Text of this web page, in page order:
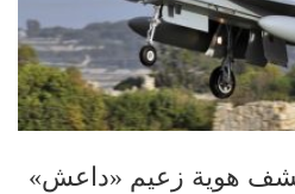
هوية زعيم «داعش»